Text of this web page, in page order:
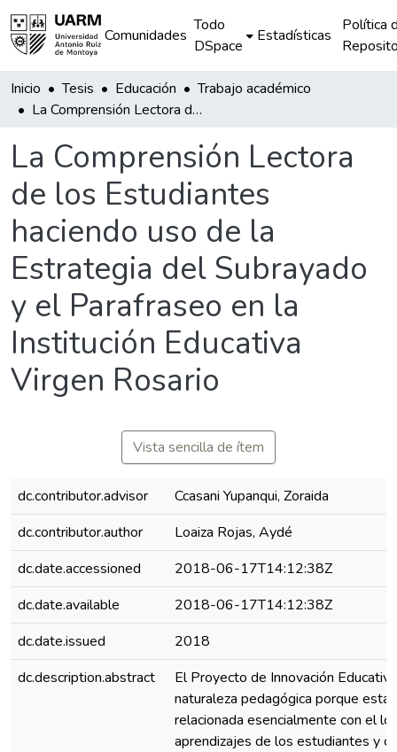
Comunidades
Todo
DSpace
Estadísticas
Política
Inicio Tesis Educación
Trabajo académico
La Comprensión Lectora de los Estudiantes haciendo uso de la Estrategia del Subrayado y el Parafraseo en la Institución Educativa Virgen Rosario
La Comprensión Lectora
de los Estudiantes
haciendo uso de la
Estrategia del Subrayado
y el Parafraseo en la
Institución Educativa
Virgen Rosario
Vista sencilla de ítem
dc.contributor.advisor
Ccasani Yupanqui, Zoraida
dc.contributor.author
Loaiza Rojas, Aydé
dc.date.accessioned
2018-06-17T14:12:38Z
dc.date.available
2018-06-17T14:12:38Z
dc.date.issued
2018
dc.description.abstract
El Proyecto de Innovación
naturaleza pedagógica porque está
relacionada esencialmente con el
aprendizajes de los estudiantes y